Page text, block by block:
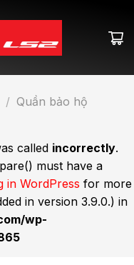
/ Quần bảo hộ
called incorrectly.
must have a
in WordPress for more
in version 3.9.0.) in
wp-